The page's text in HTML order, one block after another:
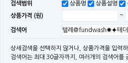
[민웰] RS 모델 출시
[공지]SMPS 저가형 [기획상품] 출시
[공지]12W~300W Medical
[공지][민웰] [민웰] 인버터 "정현파 / 유사
[공지][민웰] LED 방수형 (CLG / CEN /
검색범위 상품명 상품설명
상품가격 (원) ~
검색어
상세검색을 선택하지 않거나, 상품가격을 입력
검색어는 최대 30글자까지, 여러개의 검색어를